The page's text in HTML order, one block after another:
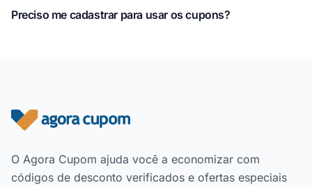
Preciso me cadastrar para usar os cupons?
Rodapé do site
O Agora Cupom ajuda você a economizar com
códigos de desconto verificados e ofertas especiais